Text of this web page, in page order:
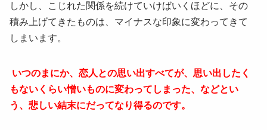
しかし、こじれた関係を続けていけばいくほどに、その
積み上げてきたものは、マイナスな印象に変わってきて
しまいます。
いつのまにか、恋人との思い出すべてが、思い出したく
もないくらい憎いものに変わってしまった、などとい
う、悲しい結末にだってなり得るのです。